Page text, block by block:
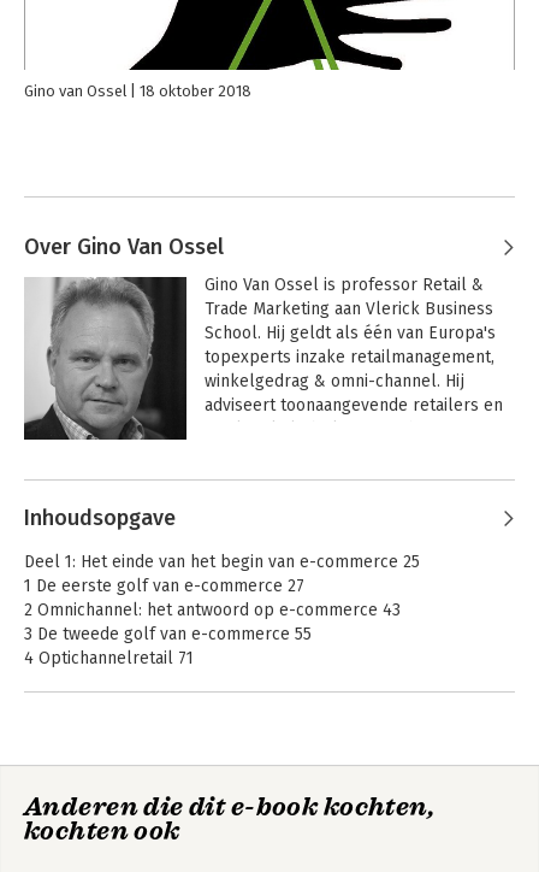
Gino van Ossel 18 oktober 2018
Over Gino Van Ossel
Gino Van Ossel is professor Retail &
Trade Marketing aan Vlerick Business
School. Hij geldt als één van Europa's
topexperts inzake retailmanagement,
winkelgedrag & omni-channel. Hij
adviseert toonaangevende retailers en
Andere boeken door Gino Van Ossel
retail - Het
antwoord op e-
Inhoudsopgave
Deel 1: Het einde van het begin van e-commerce 25
1 De eerste golf van e-commerce 27
2 Omnichannel: het antwoord op e-commerce 43
3 De tweede golf van e-commerce 55
4 Optichannelretail 71
8 De nieuwe klantenrelatie 149
9 De winkel van de toekomst 173
Anderen die dit e-book kochten,
kochten ook